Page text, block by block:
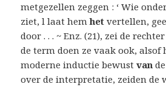
metgezellen zeggen : ‘ Wie
ziet, l laat hemhet vertellen,
door . . . ~ Enz. (21), zei de
de term doen ze vaak ook, alsof
moderne inductie bewustvan
over de interpretatie, zeiden de